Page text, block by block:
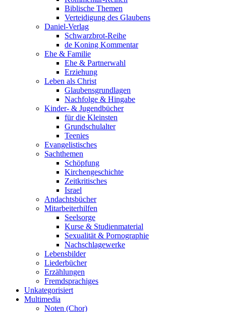
Biblische Themen
Verteidigung des Glaubens
Daniel-Verlag
Schwarzbrot-Reihe
de Koning Kommentar
Ehe & Familie
Ehe & Partnerwahl
Erziehung
Leben als Christ
Glaubensgrundlagen
Nachfolge & Hingabe
Kinder- & Jugendbücher
für die Kleinsten
Grundschulalter
Teenies
Evangelistisches
Sachthemen
Schöpfung
Kirchengeschichte
Zeitkritisches
Israel
Andachtsbücher
Mitarbeiterhilfen
Seelsorge
Kurse & Studienmaterial
Sexualität & Pornographie
Nachschlagewerke
Lebensbilder
Liederbücher
Erzählungen
Fremdsprachiges
Unkategorisiert
Multimedia
Noten (Chor)